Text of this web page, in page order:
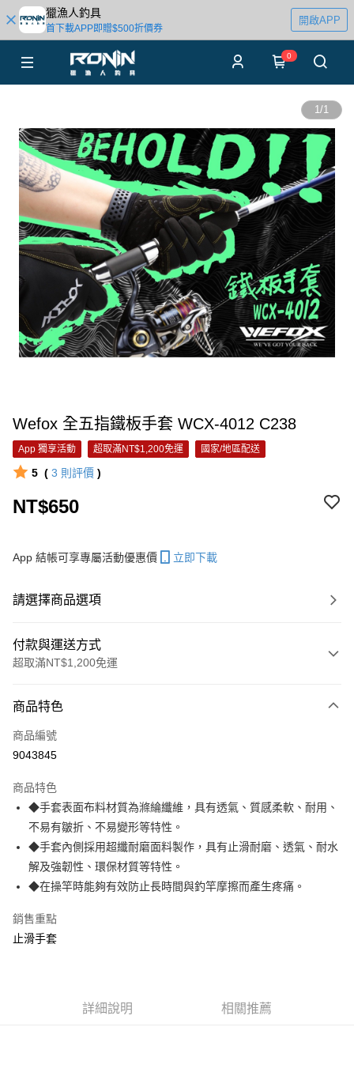
獵漁人釣具
首下載APP即贈$500折價券
開啟APP
0
1/1
Wefox 全五指鐵板手套 WCX-4012 C238
App 獨享活動 超取滿NT$1,200免運 國家/地區配送
5 ( 3 則評價 )
NT$650
App 結帳可享專屬活動優惠價 立即下載
請選擇商品選項
付款與運送方式
超取滿NT$1,200免運
信用卡一次付款
信用卡分期付款
合作金庫商業銀行
華南商業銀行
彰化商業銀行
上海商業儲蓄銀行
國泰世華商業銀行
兆豐國際商業銀行
臺灣中小企業銀行
匯豐（台灣）商業銀行
華泰商業銀行
聯邦商業銀行
遠東國際商業銀行
元大商業銀行
台新國際商業銀行
超商取貨付款
Apple Pay
街口支付
悠遊付
大哥付你分期
相關說明
【關於「AFTEE先享後付」】
AFTEE先享後付是「在收到商品之後才付款」的支付方式。 讓您購物簡單
商品特色
商品編號
9043845
商品特色
◆手套表面布料材質為滌綸纖維，具有透氣、質感柔軟、耐用、
不易有皺折、不易變形等特性。
◆手套內側採用超纖耐磨面料製作，具有止滑耐磨、透氣、耐水
解及強韌性、環保材質等特性。
◆在操竿時能夠有效防止長時間與釣竿摩擦而產生疼痛。
銷售重點
止滑手套
詳細說明 相關推薦